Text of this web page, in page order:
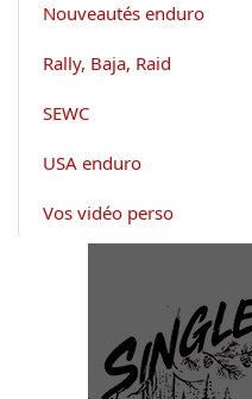
Nouveautés enduro
Rally, Baja, Raid
SEWC
USA enduro
Vos vidéo perso